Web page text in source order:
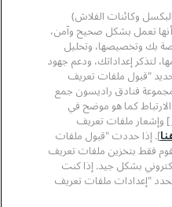
وكائنات الفلاش)
أنها تعمل بشكل صحيح وآمن،
بك وتخصيصها، وتحليل
لتذكر إعداداتك، ودعم جهود
"قبول ملفات تعريف
فنادق راديسون جمع
كما هو موضح في
] وإشعار ملفات تعريف
]. إذا حددت "قبول ملفات
فقط بتخزين ملفات تعريف
بشكل جيد. إذا كنت
"إعدادات ملفات تعريف